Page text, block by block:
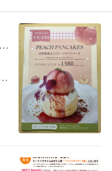
長野県産丸ごとピーチ🍑のパンケーキ！！🥞🥞
長野県産の美味しい桃🍑を丸ごと贅沢に使用しました！！夢のようなみずみずしさと上品な甘みが広がる、旬の桃🍑を主役にしたパンケーキをお愉しみください！！ 季節限定！パンケーキです🥞🥞